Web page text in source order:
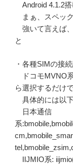
Android 4.1.2搭
まぁ、スペック
強いて言えば、
と
・各種SIMの接
ドコモMVNO
ら選択するだけ
具体的には以下
日本通信
系
IIJMIO系: